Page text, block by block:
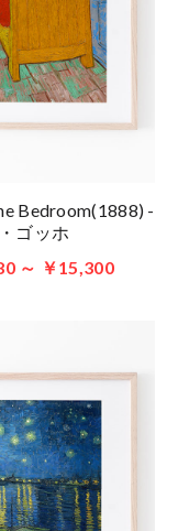
Bedroom(1888) -
ゴッホ
～ ￥15,300